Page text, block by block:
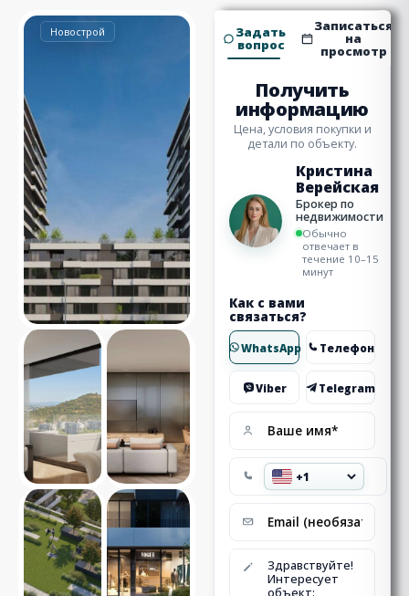
Новострой Задать
вопрос
Записаться
на
просмотр
Получить
информацию
Цена, условия покупки и
детали по объекту.
Кристина
Верейская
Брокер по
недвижимости
Обычно
отвечает в
течение 10–15
минут
Как с вами
связаться?
WhatsApp Телефон
Viber Telegram